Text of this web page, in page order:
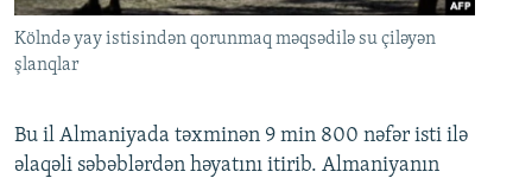
Kölndə yay istisindən qorunmaq məqsədilə su çiləyən
şlanqlar
Bu il Almaniyada təxminən 9 min 800 nəfər isti ilə
əlaqəli səbəblərdən həyatını itirib. Almaniyanın